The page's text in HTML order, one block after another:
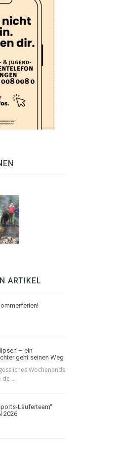
ARTIKEL
– ein
geht seinen Weg
Wochenende
de ...
Läuferteam“
2026